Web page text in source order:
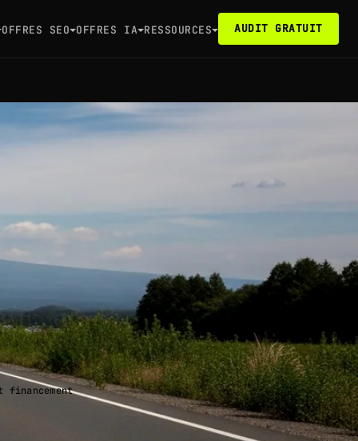
OFFRES SEO OFFRES IA RESSOURCES AUDIT GRATUIT